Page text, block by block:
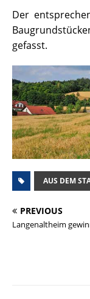
Der
gefasst.
AUS DEM
PREVIOUS
Langenaltheim